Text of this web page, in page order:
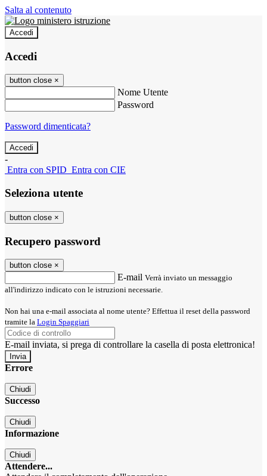
Salta al contenuto
Accedi
Accedi
button close ×
Nome Utente
Password
Password dimenticata?
-
Entra con SPID Entra con CIE
Seleziona utente
button close ×
Recupero password
button close ×
E-mail Verrà inviato un messaggio
all'indirizzo indicato con le istruzioni necessarie.
Non hai una e-mail associata al nome utente? Effettua il reset della password
tramite la Login Spaggiari
E-mail inviata, si prega di controllare la casella di posta elettronica!
Errore
Chiudi
Successo
Chiudi
Informazione
Chiudi
Attendere...